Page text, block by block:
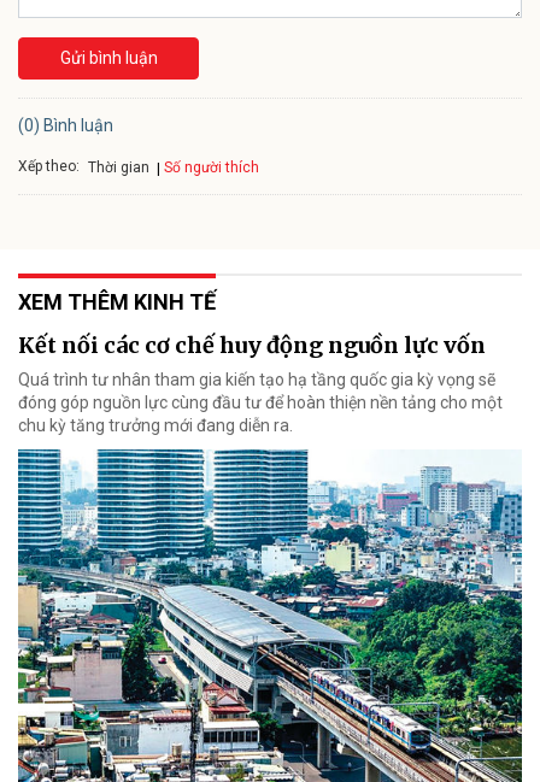
Gửi bình luận
(0) Bình luận
Xếp theo: Thời gian Số người thích
XEM THÊM KINH TẾ
Kết nối các cơ chế huy động nguồn lực vốn
Quá trình tư nhân tham gia kiến tạo hạ tầng quốc gia kỳ vọng sẽ
đóng góp nguồn lực cùng đầu tư để hoàn thiện nền tảng cho một
chu kỳ tăng trưởng mới đang diễn ra.